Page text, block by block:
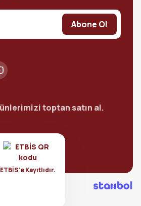
ETBİS'e Kayıtlıdır.
Abone Ol
toptan satın al.